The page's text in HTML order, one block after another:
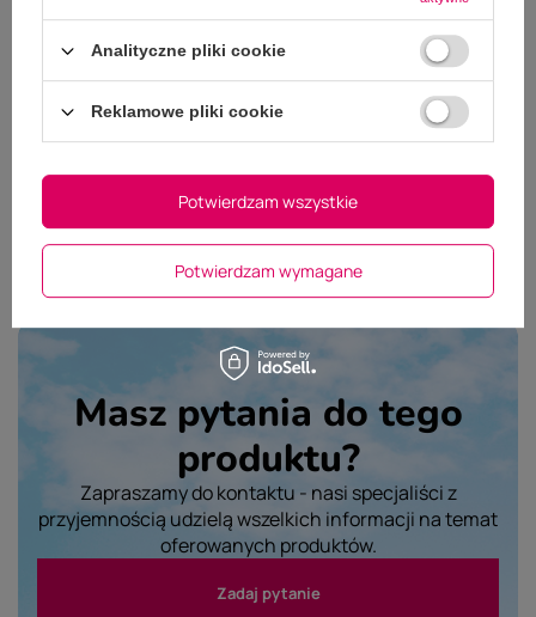
Dodaj własne zdjęcie produktu:
Wybierz plik
Nie wybrano pliku
Wyślij opinię
Masz pytania do tego
produktu?
Zapraszamy do kontaktu - nasi specjaliści z
przyjemnością udzielą wszelkich informacji na temat
oferowanych produktów.
Zadaj pytanie
Analityczne pliki cookie
Reklamowe pliki cookie
Potwierdzam wymagane
Potwierdzam wszystkie